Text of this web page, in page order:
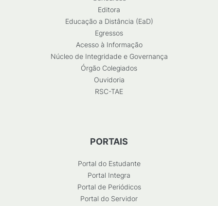
Editora
Educação a Distância (EaD)
Egressos
Acesso à Informação
Núcleo de Integridade e Governança
Órgão Colegiados
Ouvidoria
RSC-TAE
PORTAIS
Portal do Estudante
Portal Integra
Portal de Periódicos
Portal do Servidor